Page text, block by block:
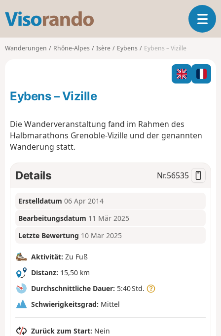
s
o
o
T
o
l
n
o
n
Wanderungen Rhône-Alpes Isère Eybens Eybens – Vizille
Eybens – Vizille
Die Wanderveranstaltung fand im Rahmen des
Halbmarathons Grenoble-Vizille und der genannten
Wanderung statt.
Details Nr.56535
Erstelldatum 06 Apr 2014
Bearbeitungsdatum 11 Mär 2025
Letzte Bewertung 10 Mär 2025
Aktivität: Zu Fuß
Distanz: 15,50 km
Durchschnittliche Dauer: 5:40 Std.
Schwierigkeitsgrad: Mittel
Zurück zum Start: Nein